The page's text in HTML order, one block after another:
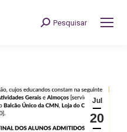
Search:
Pesquisar
Jul
20